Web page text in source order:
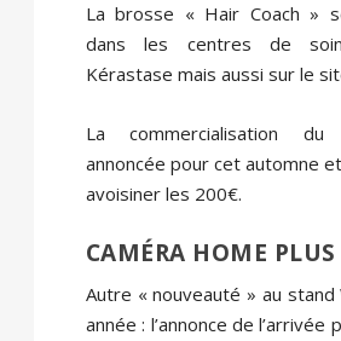
La brosse « Hair Coach »
dans les centres de
Kérastase mais aussi sur le
La commercialisation
annoncée pour cet automne
avoisiner les 200€.
CAMÉRA HOME PLUS
Autre « nouveauté » au
année : l’annonce de l’arrivée